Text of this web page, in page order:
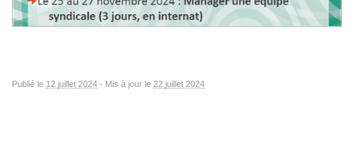
Publié le 12 juillet 2024 - Mis à jour le 22 juillet 2024